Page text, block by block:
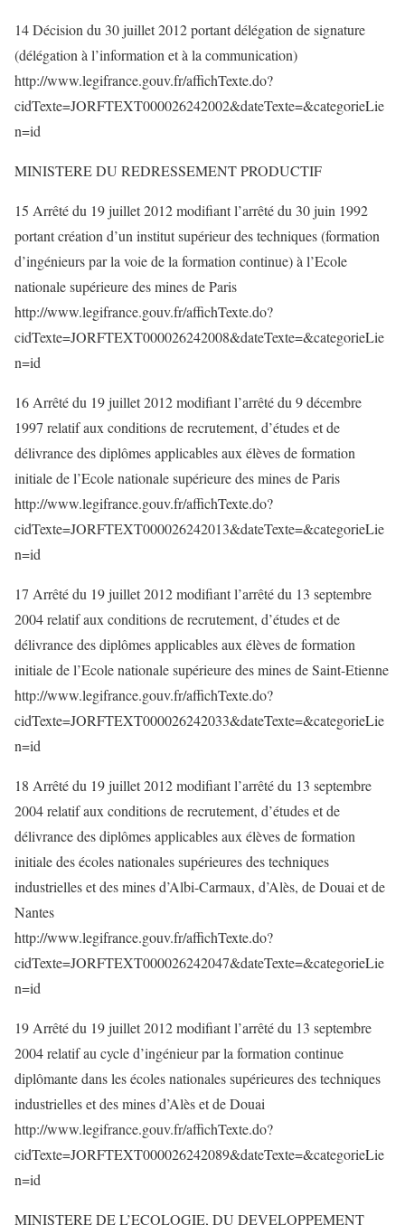
14 Décision du 30 juillet 2012 portant délégation de signature
(délégation à l’information et à la communication)
http://www.legifrance.gouv.fr/affichTexte.do?
cidTexte=JORFTEXT000026242002&dateTexte=&categorieLie
n=id
MINISTERE DU REDRESSEMENT PRODUCTIF
15 Arrêté du 19 juillet 2012 modifiant l’arrêté du 30 juin 1992
portant création d’un institut supérieur des techniques (formation
d’ingénieurs par la voie de la formation continue) à l’Ecole
nationale supérieure des mines de Paris
http://www.legifrance.gouv.fr/affichTexte.do?
cidTexte=JORFTEXT000026242008&dateTexte=&categorieLie
n=id
16 Arrêté du 19 juillet 2012 modifiant l’arrêté du 9 décembre
1997 relatif aux conditions de recrutement, d’études et de
délivrance des diplômes applicables aux élèves de formation
initiale de l’Ecole nationale supérieure des mines de Paris
http://www.legifrance.gouv.fr/affichTexte.do?
cidTexte=JORFTEXT000026242013&dateTexte=&categorieLie
n=id
17 Arrêté du 19 juillet 2012 modifiant l’arrêté du 13 septembre
2004 relatif aux conditions de recrutement, d’études et de
délivrance des diplômes applicables aux élèves de formation
initiale de l’Ecole nationale supérieure des mines de Saint-Etienne
http://www.legifrance.gouv.fr/affichTexte.do?
cidTexte=JORFTEXT000026242033&dateTexte=&categorieLie
n=id
18 Arrêté du 19 juillet 2012 modifiant l’arrêté du 13 septembre
2004 relatif aux conditions de recrutement, d’études et de
délivrance des diplômes applicables aux élèves de formation
initiale des écoles nationales supérieures des techniques
industrielles et des mines d’Albi-Carmaux, d’Alès, de Douai et de
Nantes
http://www.legifrance.gouv.fr/affichTexte.do?
cidTexte=JORFTEXT000026242047&dateTexte=&categorieLie
n=id
19 Arrêté du 19 juillet 2012 modifiant l’arrêté du 13 septembre
2004 relatif au cycle d’ingénieur par la formation continue
diplômante dans les écoles nationales supérieures des techniques
industrielles et des mines d’Alès et de Douai
http://www.legifrance.gouv.fr/affichTexte.do?
cidTexte=JORFTEXT000026242089&dateTexte=&categorieLie
n=id
MINISTERE DE L’ECOLOGIE, DU DEVELOPPEMENT